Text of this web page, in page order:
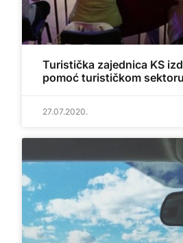
Turistička zajednica KS
pomoć turističkom sektoru
27.07.2020.